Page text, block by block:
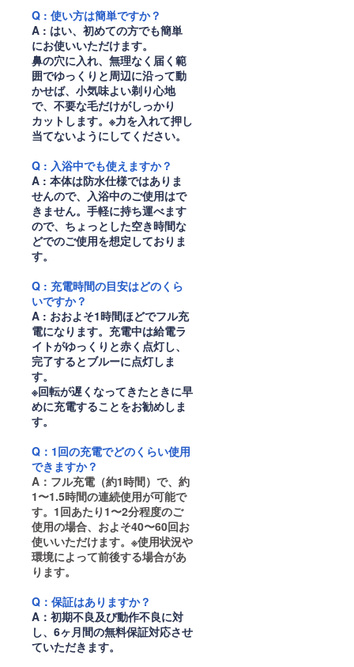
Q : 使い方は簡単ですか？
A : はい、初めての方でも簡単
にお使いいただけます。
鼻の穴に入れ、無理なく届く範
囲でゆっくりと周辺に沿って動
かせば、小気味よい剃り心地
で、不要な毛だけがしっかり
カットします。※力を入れて押し
当てないようにしてください。
Q : 入浴中でも使えますか？
A : 本体は防水仕様ではありま
せんので、入浴中のご使用はで
きません。手軽に持ち運べます
ので、ちょっとした空き時間な
どでのご使用を想定しておりま
す。
Q : 充電時間の目安はどのくら
いですか？
A : おおよそ1時間ほどでフル充
電になります。充電中は給電ラ
イトがゆっくりと赤く点灯し、
完了するとブルーに点灯しま
す。
※回転が遅くなってきたときに早
めに充電することをお勧めしま
す。
Q：1回の充電でどのくらい使用
できますか？
A：フル充電（約1時間）で、約
1〜1.5時間の連続使用が可能で
す。1回あたり1〜2分程度のご
使用の場合、およそ40〜60回お
使いいただけます。※使用状況や
環境によって前後する場合があ
ります。
Q：保証はありますか？
A：初期不良及び動作不良に対
し、6ヶ月間の無料保証対応させ
ていただきます。